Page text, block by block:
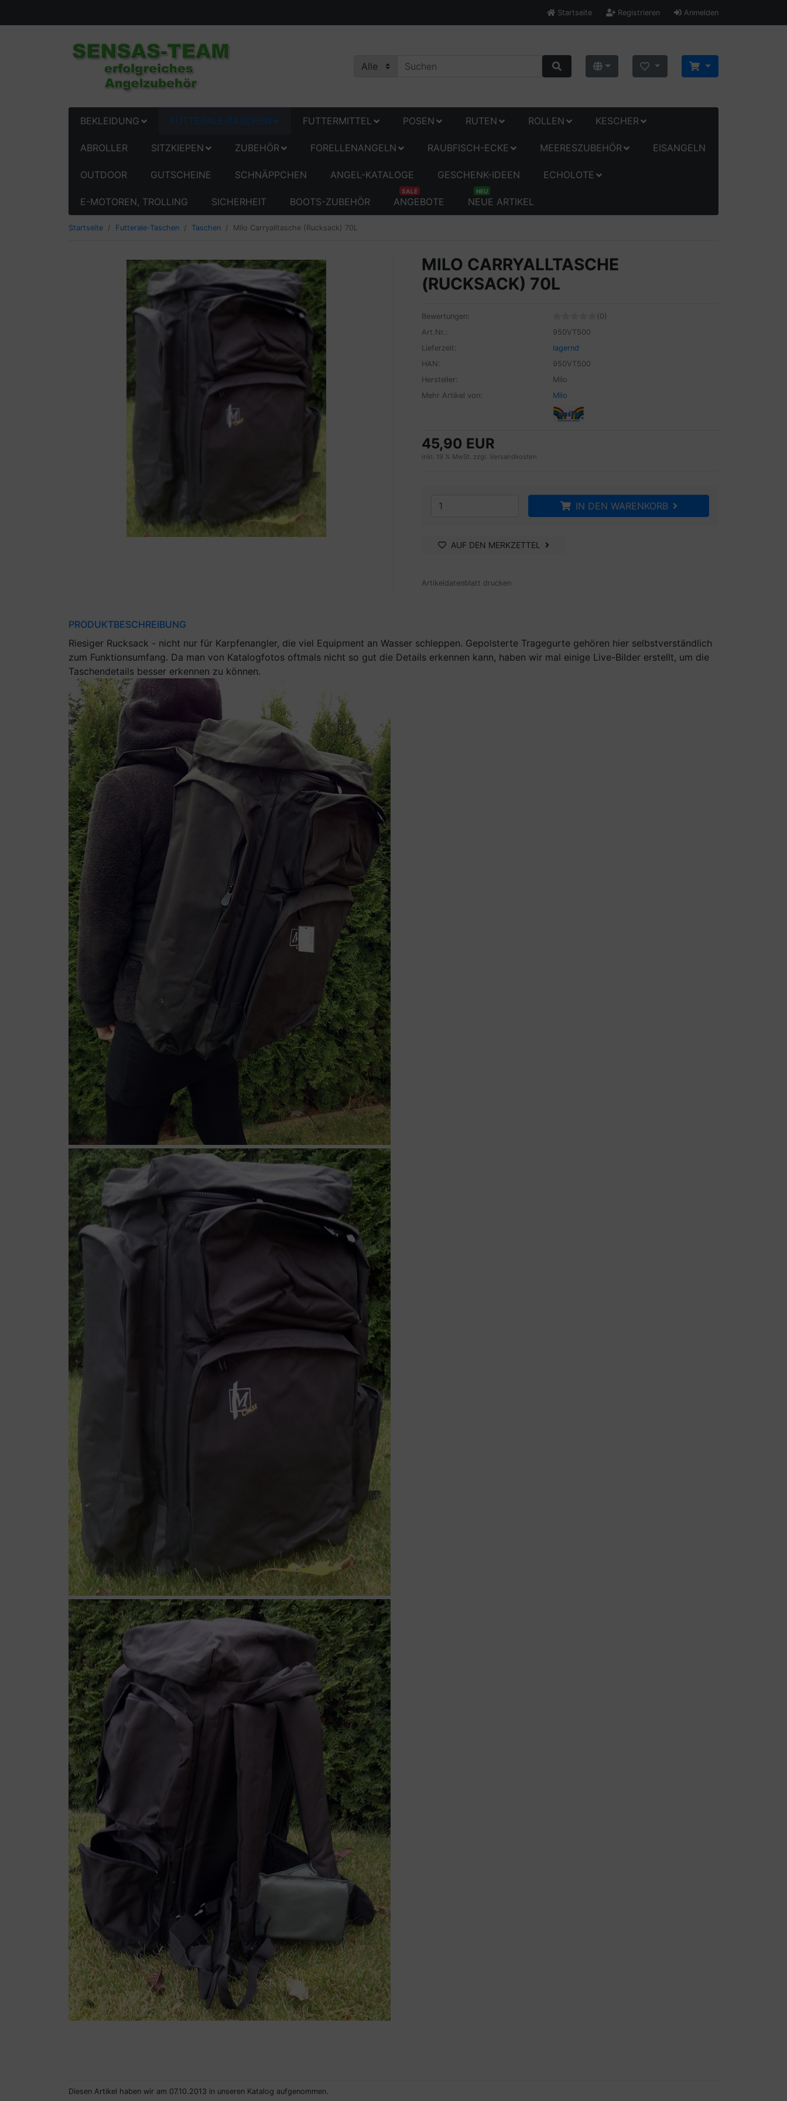
Startseite Registrieren Anmelden
BEKLEIDUNG FUTTERALE-TASCHEN FUTTERMITTEL POSEN RUTEN ROLLEN KESCHER
ABROLLER SITZKIEPEN ZUBEHÖR FORELLENANGELN RAUBFISCH-ECKE MEERESZUBEHÖR EISANGELN
OUTDOOR GUTSCHEINE SCHNÄPPCHEN ANGEL-KATALOGE GESCHENK-IDEEN ECHOLOTE
E-MOTOREN, TROLLING SICHERHEIT BOOTS-ZUBEHÖR ANGEBOTE
SALE
NEUE ARTIKEL
NEU
Startseite Futterale-Taschen Taschen Milo Carryalltasche (Rucksack) 70L
MILO CARRYALLTASCHE
(RUCKSACK) 70L
Bewertungen:
(0)
Art.Nr.:
950VT500
Lieferzeit:
lagernd
HAN:
950VT500
Hersteller:
Milo
Mehr Artikel von:
Milo
45,90 EUR
inkl. 19 % MwSt. zzgl. Versandkosten
IN DEN WARENKORB
AUF DEN MERKZETTEL
Artikeldatenblatt drucken
PRODUKTBESCHREIBUNG
Riesiger Rucksack - nicht nur für Karpfenangler, die viel Equipment an Wasser schleppen. Gepolsterte Tragegurte gehören hier selbstverständlich
zum Funktionsumfang. Da man von Katalogfotos oftmals nicht so gut die Details erkennen kann, haben wir mal einige Live-Bilder erstellt, um die
Taschendetails besser erkennen zu können.
Diesen Artikel haben wir am 07.10.2013 in unseren Katalog aufgenommen.